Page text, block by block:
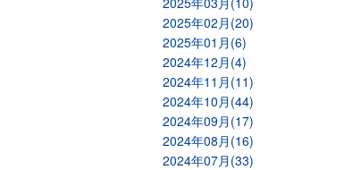
2025年02月(20)
2025年01月(6)
2024年12月(4)
2024年11月(11)
2024年10月(44)
2024年09月(17)
2024年08月(16)
2024年07月(33)